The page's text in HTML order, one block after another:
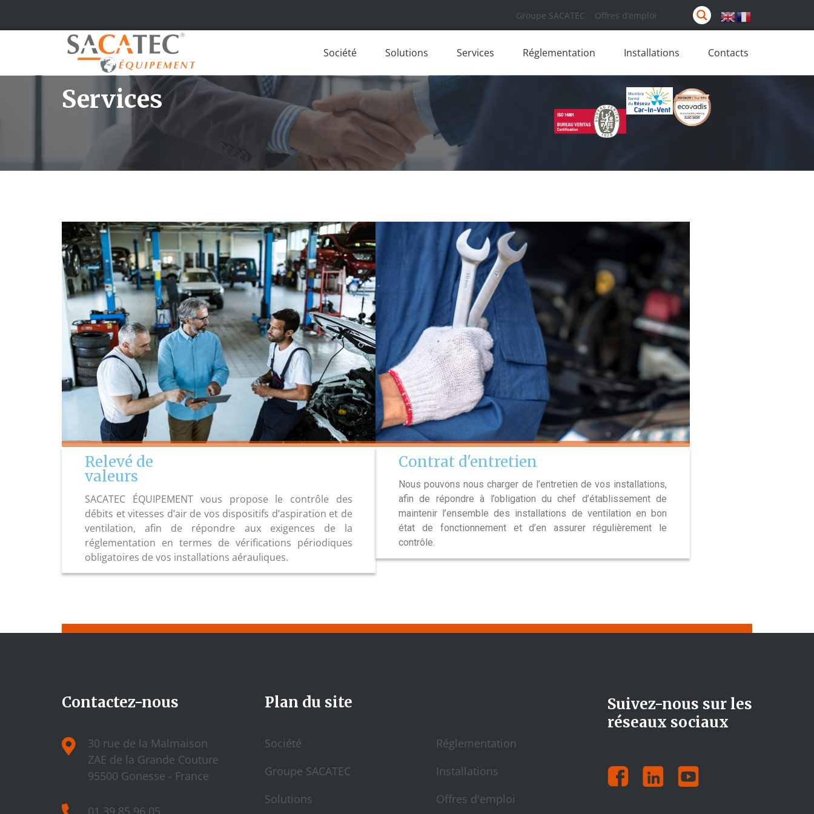
Groupe SACATEC Offres d’emploi
Société Solutions Services Réglementation Installations Contacts
Services
Relevé de
valeurs
SACATEC ÉQUIPEMENT vous propose le contrôle des
débits et vitesses d’air de vos dispositifs d’aspiration et de
ventilation, afin de répondre aux exigences de la
réglementation en termes de vérifications périodiques
obligatoires de vos installations aérauliques.
Contrat d'entretien
Nous pouvons nous charger de l’entretien de vos installations,
afin de répondre à l’obligation du chef d’établissement de
maintenir l’ensemble des installations de ventilation en bon
état de fonctionnement et d’en assurer régulièrement le
contrôle.
Contactez-nous
30 rue de la Malmaison
ZAE de la Grande Couture
95500 Gonesse - France
01 39 85 96 05
Plan du site
Société
Groupe SACATEC
Solutions
Réglementation
Installations
Offres d'emploi
Suivez-nous sur les
réseaux sociaux